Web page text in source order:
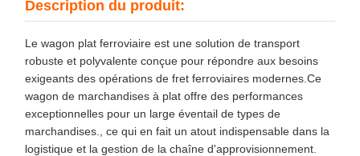
Description du produit:
Le wagon plat ferroviaire est une solution de transport
robuste et polyvalente conçue pour répondre aux besoins
exigeants des opérations de fret ferroviaires modernes.Ce
wagon de marchandises à plat offre des performances
exceptionnelles pour un large éventail de types de
marchandises., ce qui en fait un atout indispensable dans la
logistique et la gestion de la chaîne d'approvisionnement.